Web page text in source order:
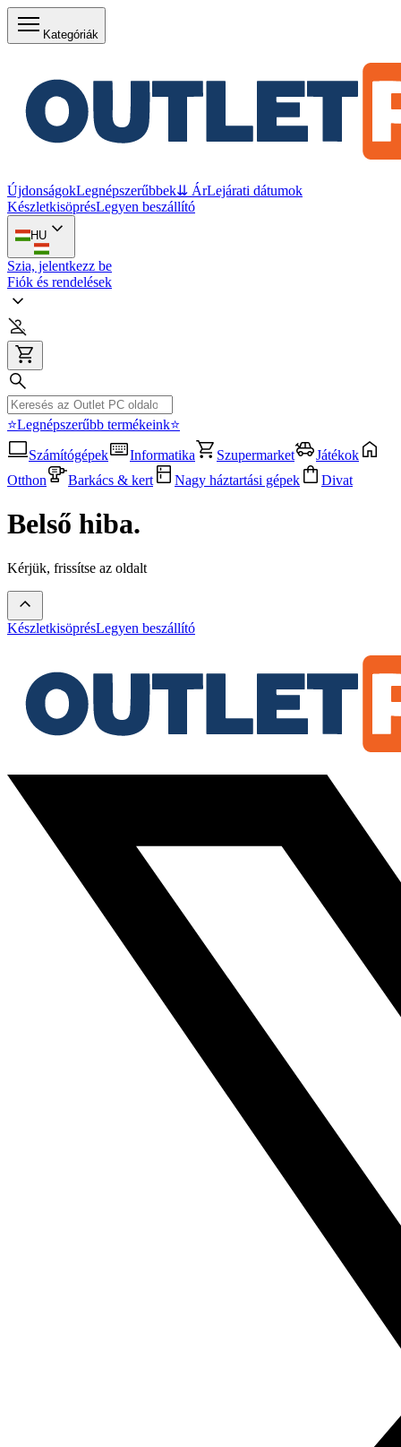
Kategóriák
ÚjdonságokLegnépszerűbbek⇊ ÁrLejárati dátumok
KészletkisöprésLegyen beszállító
HU
Szia, jelentkezz be
Fiók és rendelések
⭐Legnépszerűbb termékeink⭐
Számítógépek
Informatika Szupermarket
Játékok
Otthon
Barkács & kert Nagy háztartási gépek Divat
Belső hiba.
Kérjük, frissítse az oldalt
KészletkisöprésLegyen beszállító